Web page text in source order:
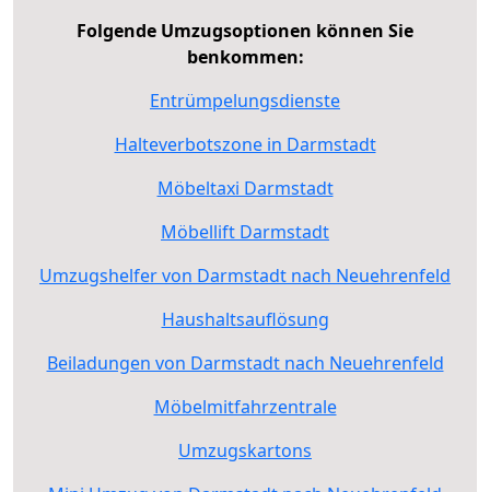
Folgende Umzugsoptionen können Sie
benkommen:
Entrümpelungsdienste
Halteverbotszone in Darmstadt
Möbeltaxi Darmstadt
Möbellift Darmstadt
Umzugshelfer von Darmstadt nach Neuehrenfeld
Haushaltsauflösung
Beiladungen von Darmstadt nach Neuehrenfeld
Möbelmitfahrzentrale
Umzugskartons